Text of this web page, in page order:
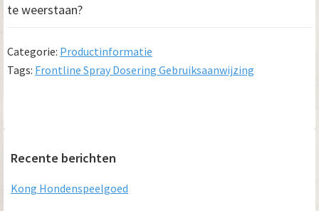
te weerstaan?
Categorie: Productinformatie
Tags: Frontline Spray Dosering Gebruiksaanwijzing
Primaire
Sidebar
Recente berichten
Kong Hondenspeelgoed